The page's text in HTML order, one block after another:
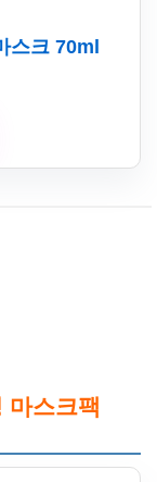
스크 70ml
마스크팩